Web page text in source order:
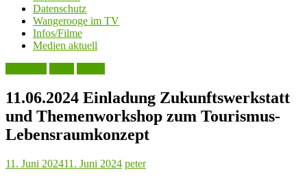
Datenschutz
Wangerooge im TV
Infos/Filme
Medien aktuell
11.06.2024 Einladung Zukunftswerkstatt
und Themenworkshop zum Tourismus-
Lebensraumkonzept
11. Juni 202411. Juni 2024 peter